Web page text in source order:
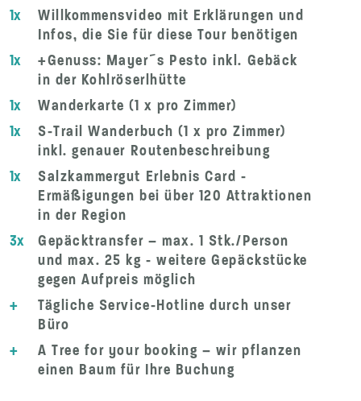
1x
Willkommensvideo mit Erklärungen und
Infos, die Sie für diese Tour benötigen
1x
+Genuss: Mayer´s Pesto inkl. Gebäck
in der Kohlröserlhütte
1x
Wanderkarte (1 x pro Zimmer)
1x
S-Trail Wanderbuch (1 x pro Zimmer)
inkl. genauer Routenbeschreibung
1x
Salzkammergut Erlebnis Card -
Ermäßigungen bei über 120 Attraktionen
in der Region
3x
Gepäcktransfer – max. 1 Stk./Person
und max. 25 kg - weitere Gepäckstücke
gegen Aufpreis möglich
+
Tägliche Service-Hotline durch unser
Büro
+
A Tree for your booking – wir pflanzen
einen Baum für Ihre Buchung